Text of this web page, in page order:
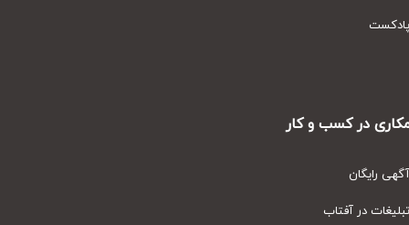
در کسب و کار
رایگان
در آفتاب